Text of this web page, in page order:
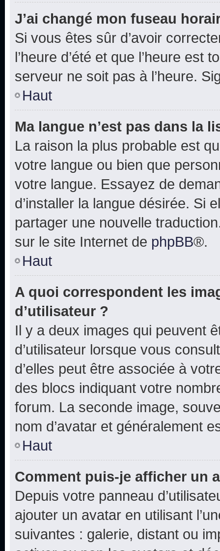
J’ai changé mon fuseau
Si vous êtes sûr d’avoir
l’heure d’été et que l’heure est
serveur ne soit pas à l’heure.
Haut
Ma langue n’est pas dans la
La raison la plus probable est
votre langue ou bien que
votre langue. Essayez de
d’installer la langue désirée. Si
partager une nouvelle
sur le site Internet de phpBB®.
Haut
A quoi correspondent les
d’utilisateur ?
Il y a deux images qui peuvent
d’utilisateur lorsque vous
d’elles peut être associée à
des blocs indiquant votre
forum. La seconde image,
nom d’avatar et généralement
Haut
Comment puis-je afficher un
Depuis votre panneau
ajouter un avatar en utilisant
suivantes : galerie, distant ou